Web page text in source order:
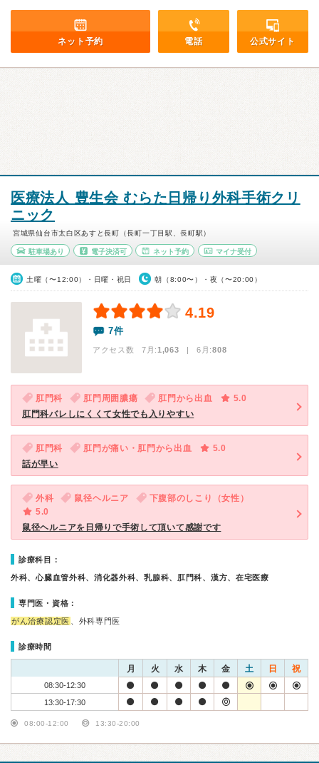
ネット予約 電話 公式サイト
医療法人 豊生会 むらた日帰り外科手術クリ
ニック
宮城県仙台市太白区あすと長町（長町一丁目駅、長町駅）
駐車場あり 電子決済可 ネット予約 マイナ受付
土曜（〜12:00）・日曜・祝日 朝（8:00〜）・夜（〜20:00）
4.19
7件
アクセス数 7月:1,063 | 6月:808
肛門科 肛門周囲膿瘍 肛門から出血
5.0
肛門科バレしにくくて女性でも入りやすい
肛門科 肛門が痛い・肛門から出血
5.0
話が早い
外科 鼠径ヘルニア
下腹部のしこり（女性）
5.0
鼠径ヘルニアを日帰りで手術して頂いて感謝です
診療科目：
外科、心臓血管外科、消化器外科、乳腺科、肛門科、漢方、在宅医療
専門医・資格：
がん治療認定医 、外科専門医
診療時間
月 火 水 木 金 土 日 祝
08:30-12:30
13:30-17:30
08:00-12:00 13:30-20:00